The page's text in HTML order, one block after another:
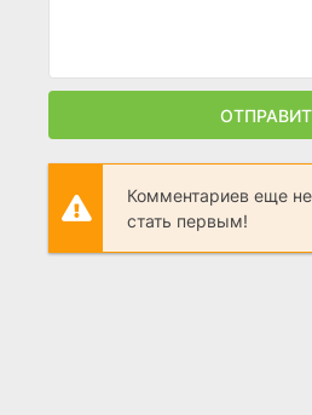
Комментариев еще
стать первым!